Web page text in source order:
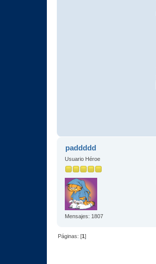
paddddd
Usuario Héroe
Mensajes: 1807
Páginas: [1]